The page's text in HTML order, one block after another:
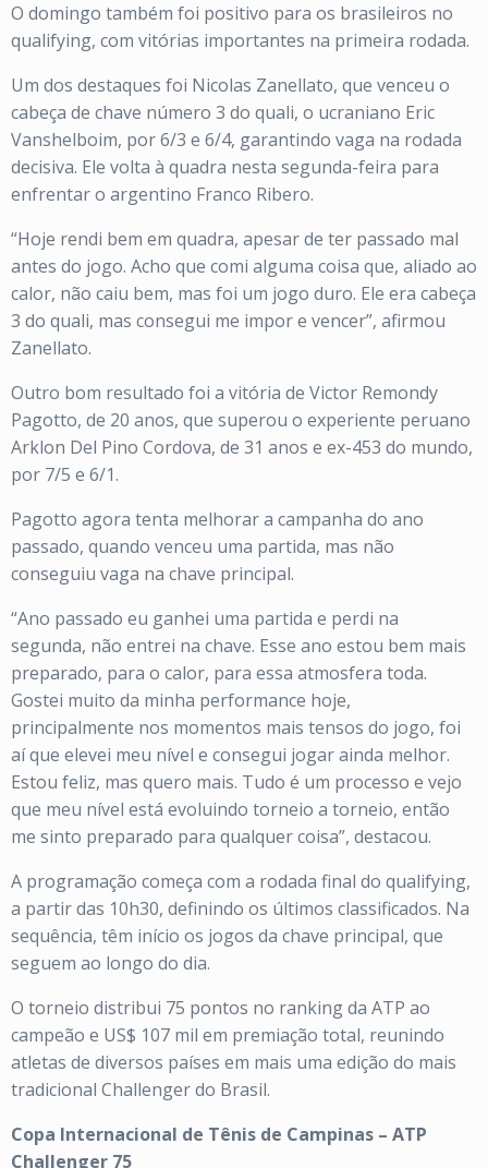
O domingo também foi positivo para os brasileiros no
qualifying, com vitórias importantes na primeira rodada.
Um dos destaques foi Nicolas Zanellato, que venceu o
cabeça de chave número 3 do quali, o ucraniano Eric
Vanshelboim, por 6/3 e 6/4, garantindo vaga na rodada
decisiva. Ele volta à quadra nesta segunda-feira para
enfrentar o argentino Franco Ribero.
“Hoje rendi bem em quadra, apesar de ter passado mal
antes do jogo. Acho que comi alguma coisa que, aliado ao
calor, não caiu bem, mas foi um jogo duro. Ele era cabeça
3 do quali, mas consegui me impor e vencer”, afirmou
Zanellato.
Outro bom resultado foi a vitória de Victor Remondy
Pagotto, de 20 anos, que superou o experiente peruano
Arklon Del Pino Cordova, de 31 anos e ex-453 do mundo,
por 7/5 e 6/1.
Pagotto agora tenta melhorar a campanha do ano
passado, quando venceu uma partida, mas não
conseguiu vaga na chave principal.
“Ano passado eu ganhei uma partida e perdi na
segunda, não entrei na chave. Esse ano estou bem mais
preparado, para o calor, para essa atmosfera toda.
Gostei muito da minha performance hoje,
principalmente nos momentos mais tensos do jogo, foi
aí que elevei meu nível e consegui jogar ainda melhor.
Estou feliz, mas quero mais. Tudo é um processo e vejo
que meu nível está evoluindo torneio a torneio, então
me sinto preparado para qualquer coisa”, destacou.
A programação começa com a rodada final do qualifying,
a partir das 10h30, definindo os últimos classificados. Na
sequência, têm início os jogos da chave principal, que
seguem ao longo do dia.
O torneio distribui 75 pontos no ranking da ATP ao
campeão e US$ 107 mil em premiação total, reunindo
atletas de diversos países em mais uma edição do mais
tradicional Challenger do Brasil.
Copa Internacional de Tênis de Campinas – ATP
Challenger 75